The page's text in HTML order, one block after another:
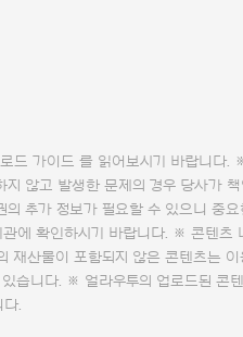
드 가이드 를 읽어보시기 바랍니다.
지 않고 발생한 문제의 경우 당사가 책
추가 정보가 필요할 수 있으니 중요
에 확인하시기 바랍니다. ※ 콘텐츠
재산물이 포함되지 않은 콘텐츠는 이
습니다. ※ 얼라우투의 업로드된 콘
.